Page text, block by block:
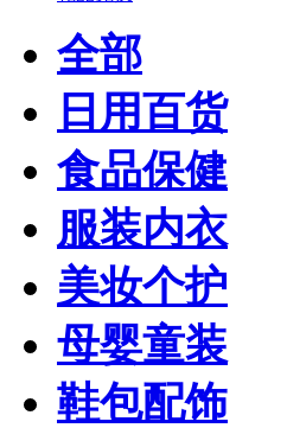
全部
日用百货
食品保健
服装内衣
美妆个护
母婴童装
鞋包配饰